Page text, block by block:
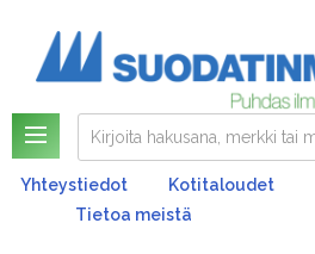
Yhteystiedot Kotitaloudet
Tietoa meistä